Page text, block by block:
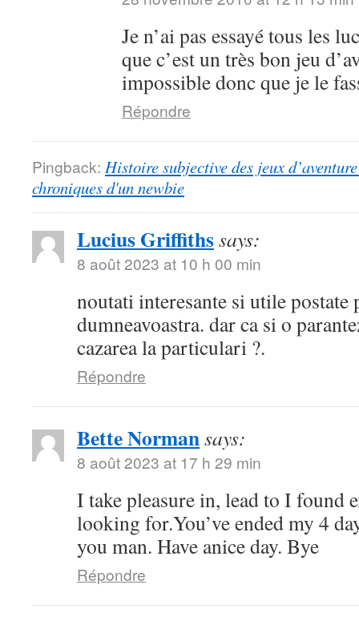
Je n’ai pas essayé tous les
que c’est un très bon jeu
impossible donc que je le
Répondre
Pingback: Histoire subjective des jeux
chroniques d'un newbie
Lucius Griffithssays:
8 août 2023 at 10 h 00 min
noutati interesante si utile postate
dumneavoastra. dar ca si o
cazarea la particulari ?.
Répondre
Bette Normansays:
8 août 2023 at 17 h 29 min
I take pleasure in, lead to I found
looking for.You’ve ended my 4
you man. Have anice day. Bye
Répondre